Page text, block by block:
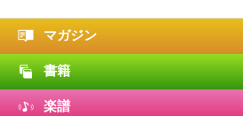
マガジン
書籍
楽譜